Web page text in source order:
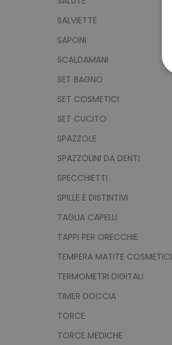
SALVIETTE
SAPONI
SCALDAMANI
SET BAGNO
SET COSMETICI
SET CUCITO
SPAZZOLE
SPAZZOLINI DA DENTI
SPECCHIETTI
SPILLE E DISTINTIVI
TAGLIA CAPELLI
TAPPI PER ORECCHIE
TEMPERA MATITE COSMETICI
TERMOMETRI DIGITALI
TIMER DOCCIA
TORCE
TORCE MEDICHE